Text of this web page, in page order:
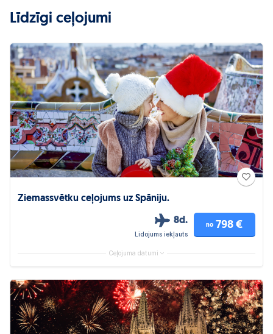
Līdzīgi ceļojumi
Ziemassvētku ceļojums uz Spāniju.
8d.
Lidojums iekļauts
no 798 €
Ceļojuma datumi